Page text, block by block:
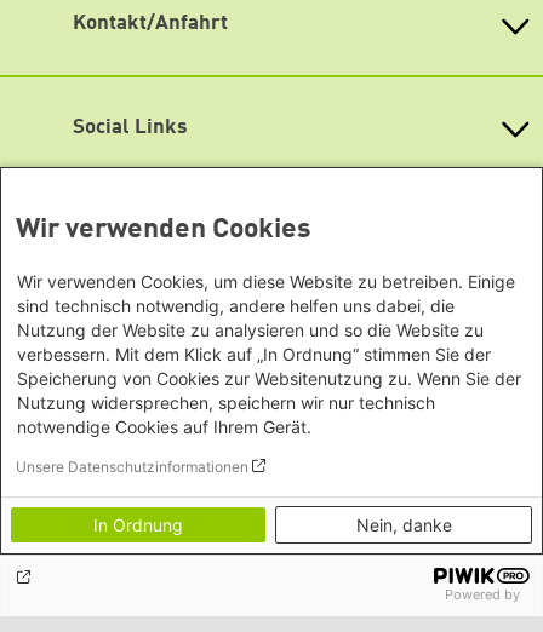
Kontakt/Anfahrt
Niedersachsen
Fax: +49 (0) 511 - 30 18 57 - 14
Mitarbeiter*innen
Lageplan
Barrierefreiheit
Newsletter
Social Links
Facebook
Mastodon
Soundcloud
YouTube
Heinrich-Böll-Stiftungen
Heinrich-Böll-Stiftung e.V.
Bundesstiftung
Heinrich-Böll-Stiftungen in den
Bundesländern
Baden-Württemberg
Bayern
Bremen
Hamburg
Internationale Büros
Asien
Büro Peking - China
Büro Neu-Delhi - Indien
Büro Phnom Penh - Kambodscha
Büro Südostasien
Büro Seoul - Ostasien | Globaler
Dialog
Büro Horn von Afrika -
Themenportale
Heimatkunde
Grüne Akademie
Gunda-Werner-Institut
Studienwerk
Mediatheken
Wir verwenden Cookies
Wir verwenden Cookies, um diese Website zu betreiben. Einige
sind technisch notwendig, andere helfen uns dabei, die
Nutzung der Website zu analysieren und so die Website zu
verbessern. Mit dem Klick auf „In Ordnung“ stimmen Sie der
Speicherung von Cookies zur Websitenutzung zu. Wenn Sie der
Nutzung widersprechen, speichern wir nur technisch
notwendige Cookies auf Ihrem Gerät.
Unsere Datenschutzinformationen
In Ordnung Nein, danke
Powered by